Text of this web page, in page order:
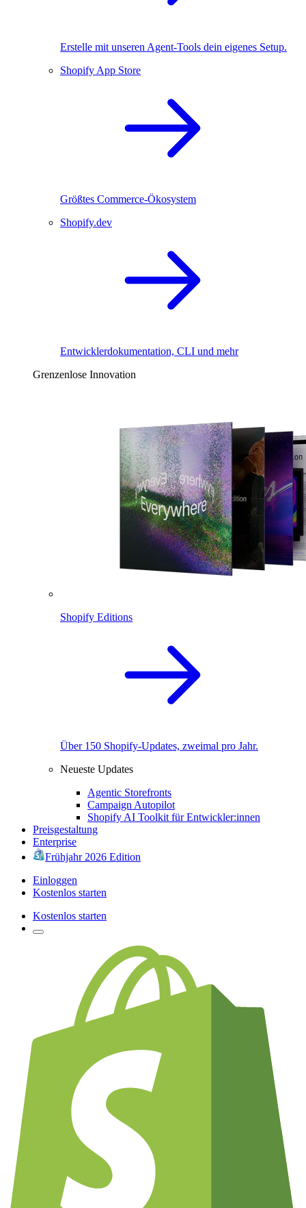
Erstelle mit unseren Agent-Tools dein eigenes Setup.
Shopify App Store
Größtes Commerce-Ökosystem
Shopify.dev
Entwicklerdokumentation, CLI und mehr
Grenzenlose Innovation
Shopify Editions
Über 150 Shopify-Updates, zweimal pro Jahr.
Neueste Updates
Agentic Storefronts
Campaign Autopilot
Shopify AI Toolkit für Entwickler:innen
Preisgestaltung
Enterprise
Frühjahr 2026 Edition
Einloggen
Kostenlos starten
Kostenlos starten